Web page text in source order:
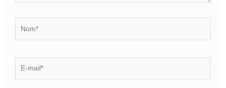
mail*